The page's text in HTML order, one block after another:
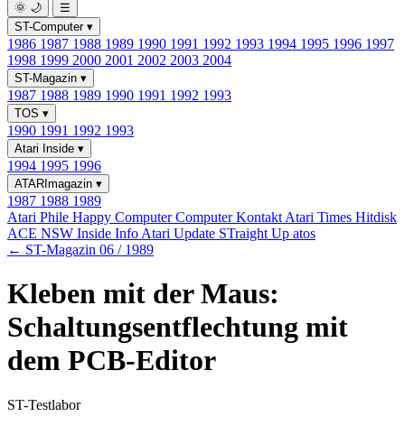
🌞 🌙
☰
ST-Computer ▾
1986 1987 1988 1989 1990 1991 1992 1993 1994 1995 1996 1997
1998 1999 2000 2001 2002 2003 2004
ST-Magazin ▾
1987 1988 1989 1990 1991 1992 1993
TOS ▾
1990 1991 1992 1993
Atari Inside ▾
1994 1995 1996
ATARImagazin ▾
1987 1988 1989
Atari Phile Happy ComputerComputer Kontakt Atari Times Hitdisk
ACE NSW Inside Info Atari Update STraight Up atos
← ST-Magazin 06 / 1989
Kleben mit der Maus:
Schaltungsentflechtung mit
dem PCB-Editor
ST-Testlabor